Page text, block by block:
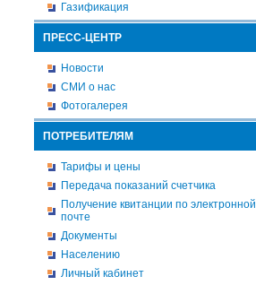
Газификация
ПРЕСС-ЦЕНТР
Новости
СМИ о нас
Фотогалерея
ПОТРЕБИТЕЛЯМ
Тарифы и цены
Передача показаний счетчика
Получение квитанции по электронной
почте
Документы
Населению
Личный кабинет